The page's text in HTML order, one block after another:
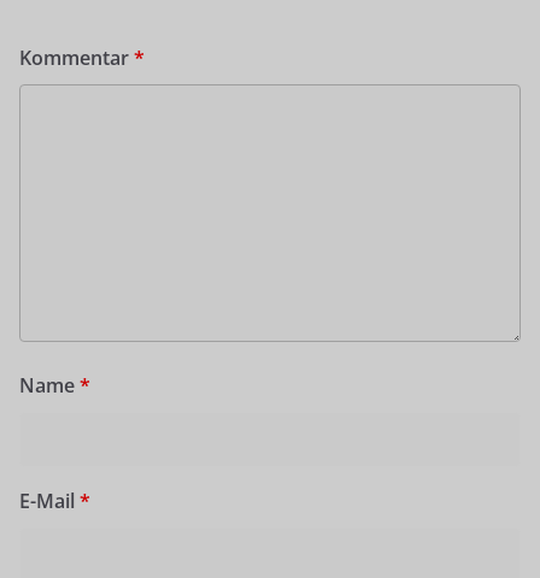
Kommentar*
Name*
E-Mail *